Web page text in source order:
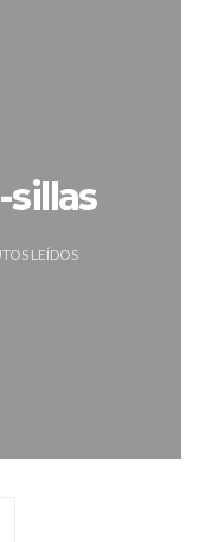
LEÍDOS